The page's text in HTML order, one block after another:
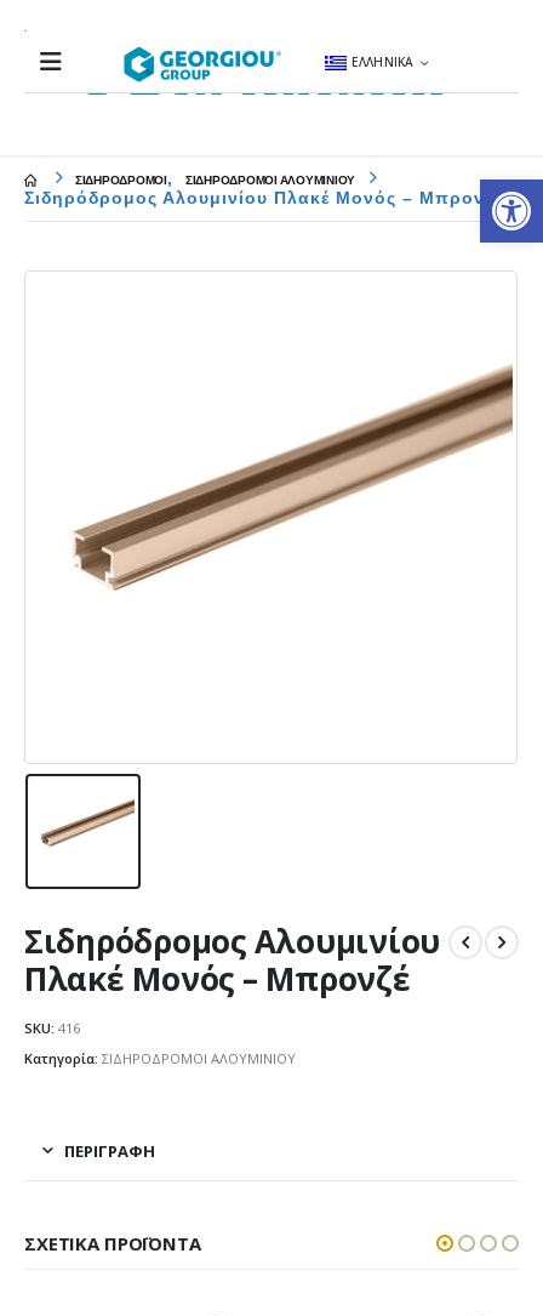
ΕΛΛΗΝΙΚΆ
ΣΙΔΗΡΟΔΡΟΜΟΙ, ΣΙΔΗΡΟΔΡΟΜΟΙ ΑΛΟΥΜΙΝΙΟΥ
Σιδηρόδρομος Αλουμινίου Πλακέ Μονός – Μπρονζέ
Σιδηρόδρομος Αλουμινίου
Πλακέ Μονός – Μπρονζέ
SKU: 416
Κατηγορία: ΣΙΔΗΡΟΔΡΟΜΟΙ ΑΛΟΥΜΙΝΙΟΥ
ΠΕΡΙΓΡΑΦΉ
ΣΧΕΤΙΚΆ ΠΡΟΪΌΝΤΑ